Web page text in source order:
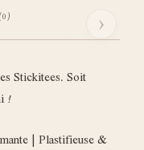
›
Stickitees. Soit
!
| Plastifieuse &